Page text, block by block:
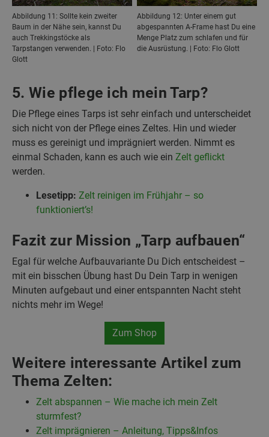
Abbildung 11: Sollte kein zweiter
Baum in der Nähe sein, kannst Du
auch Trekkingstöcke als
Tarpstangen verwenden. | Foto: Flo
Glott
Abbildung 12: Unter einem gut
abgespannten A-Frame hast Du eine
Menge Platz zum schlafen und für
die Ausrüstung. | Foto: Flo Glott
5. Wie pflege ich mein Tarp?
Die Pflege eines Tarps ist sehr einfach und unterscheidet
sich nicht von der Pflege eines Zeltes. Hin und wieder
muss es gereinigt und imprägniert werden. Nimmt es
einmal Schaden, kann es auch wie ein Zelt geflickt
werden.
Lesetipp: Zelt reinigen im Frühjahr – so
funktioniert’s!
Fazit zur Mission „Tarp aufbauen“
Egal für welche Aufbauvariante Du Dich entscheidest –
mit ein bisschen Übung hast Du Dein Tarp in wenigen
Minuten aufgebaut und einer entspannten Nacht steht
nichts mehr im Wege!
Zum Shop
Weitere interessante Artikel zum
Thema Zelten:
Zelt abspannen – Wie mache ich mein Zelt
sturmfest?
Zelt imprägnieren – Anleitung, Tipps&Infos